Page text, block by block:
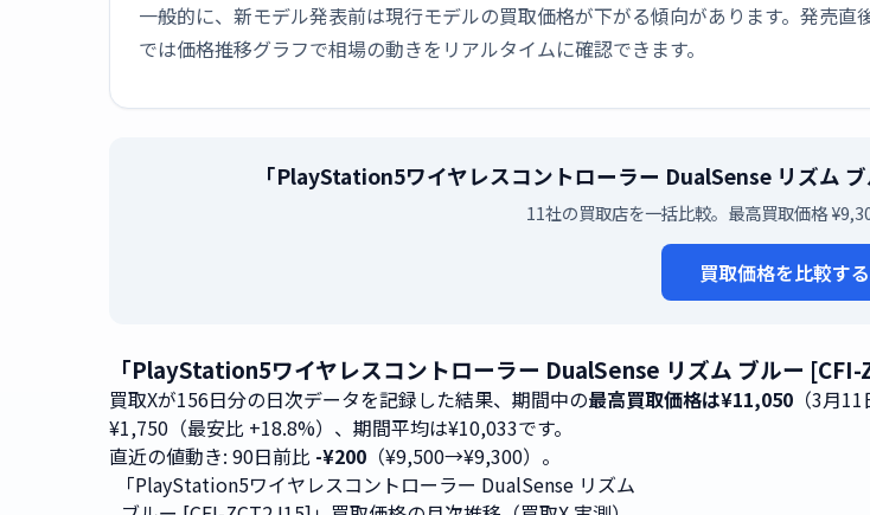
一般的に、新モデル発表前は現行モデルの買取価格が下がる傾向があります。発売
では価格推移グラフで相場の動きをリアルタイムに確認できます。
「PlayStation5ワイヤレスコントローラー DualSense リズム
11社の買取店を一括比較。最高買取価格
買取価格を比較す
「PlayStation5ワイヤレスコントローラー DualSense リズム ブルー
買取Xが156日分の日次データを記録した結果、期間中の最高買取価格は¥11,050 （3月
¥1,750（最安比 +18.8%）、期間平均は¥10,033です。
直近の値動き: 90日前比 -¥200 （¥9,500→¥9,300）。
「PlayStation5ワイヤレスコントローラー DualSense リズム